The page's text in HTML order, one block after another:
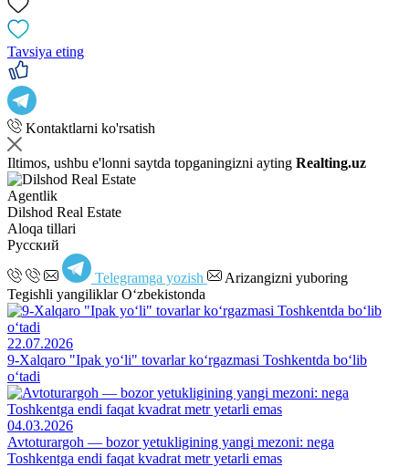
Tavsiya eting
Kontaktlarni ko'rsatish
Iltimos, ushbu e'lonni saytda topganingizni ayting Realting.uz
Agentlik
Dilshod Real Estate
Aloqa tillari
Русский
Telegramga yozish
Arizangizni yuboring
Tegishli yangiliklar O‘zbekistonda
22.07.2026
9-Xalqaro "Ipak yo‘li" tovarlar ko‘rgazmasi Toshkentda bo‘lib
o‘tadi
04.03.2026
Avtoturargoh — bozor yetukligining yangi mezoni: nega
Toshkentga endi faqat kvadrat metr yetarli emas